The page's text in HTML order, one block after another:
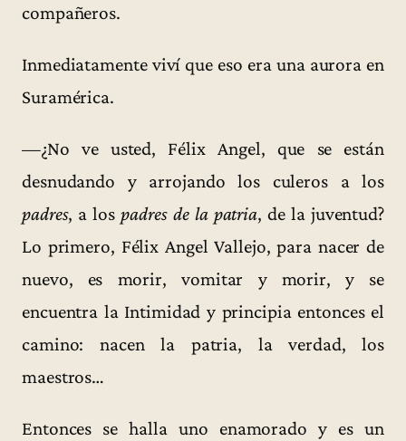
compañeros.
Inmediatamente viví que eso era una aurora en
Suramérica.
—¿No ve usted, Félix Angel, que se están
desnudando y arrojando los culeros a los
padres, a lospadres de la patria, de la juventud?
Lo primero, Félix Angel Vallejo, para nacer de
nuevo, es morir, vomitar y morir, y se
encuentra la Intimidad y principia entonces el
camino: nacen la patria, la verdad, los
maestros…
Entonces se halla uno enamorado y es un